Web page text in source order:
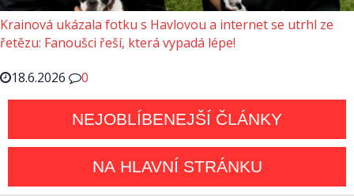
Krainová ukázala fotku s Havlovou a internet se utrhl ze
řetězu: Fanoušci řeší, která vypadá lépe!
18.6.2026
0
NEJOBLÍBENEJŠÍ ČLÁNKY
NA HLAVNÍ STRÁNKU